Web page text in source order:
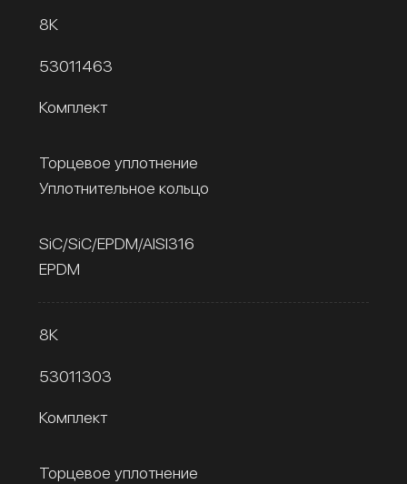
8К
53011463
Комплект
Торцевое уплотнение
Уплотнительное кольцо
SiC/SiC/EPDM/AISI316
EPDM
8К
53011303
Комплект
Торцевое уплотнение